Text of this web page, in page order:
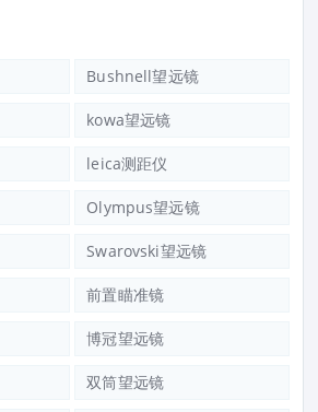
Bushnell望远镜
kowa望远镜
leica测距仪
Olympus望远镜
Swarovski望远镜
前置瞄准镜
博冠望远镜
双筒望远镜